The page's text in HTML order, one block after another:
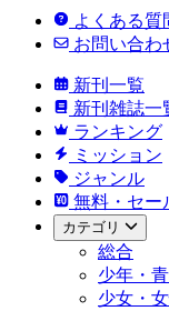
よくある質
お問い合わ
新刊一覧
新刊雑誌一
ランキング
ミッション
ジャンル
無料・セー
カテゴリ
総合
少年・
少女・